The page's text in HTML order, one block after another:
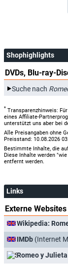
Shophighlights
DVDs, Blu-ray-
Suche nach
* Transparenzhinweis:
eines Affiliate-
unterstützt uns aber bei
Alle Preisangaben ohne
Preisstand: 10.08.2026
Bestimmte Inhalte, die
Diese Inhalte werden
entfernt werden.
Links
Externe Websites
Wikipedia:
IMDb (Internet
Romeo y